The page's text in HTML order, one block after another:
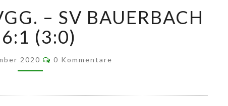
SPVGG.
SV
II
– SV BAUERBACH
(3:0)
2020 Kommentare
0 Kommentare